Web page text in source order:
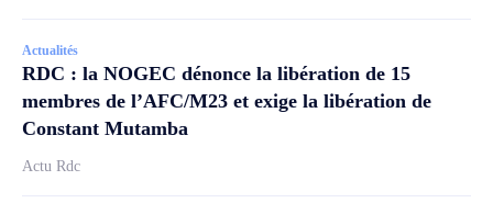
Actualités
RDC : la NOGEC dénonce la libération de 15
membres de l’AFC/M23 et exige la libération de
Constant Mutamba
Actu Rdc